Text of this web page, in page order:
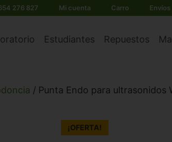
276 827 Mi cuenta Carro Envíos
Estudiantes Repuestos
/ Punta Endo para ultrasonidos
¡OFERTA!